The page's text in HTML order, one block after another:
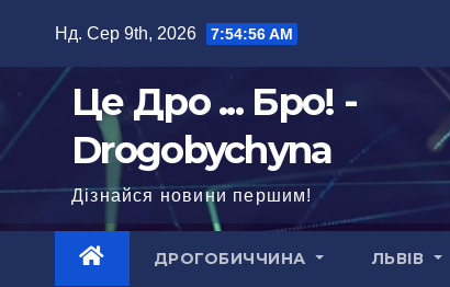
Нд. Сер 9th, 2026 7:54:57 AM
Це Дро ... Бро! -
Drogobychyna
Дізнайся новини першим!
ДРОГОБИЧЧИНА ЛЬВІВ